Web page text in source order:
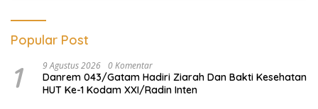
Popular Post
1 9 Agustus 2026 0 Komentar
Danrem 043/Gatam Hadiri Ziarah Dan Bakti Kesehatan
HUT Ke-1 Kodam XXI/Radin Inten